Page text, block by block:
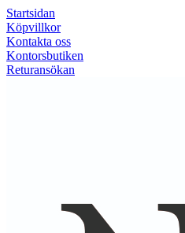
Startsidan
Köpvillkor
Kontakta oss
Kontorsbutiken
Returansökan